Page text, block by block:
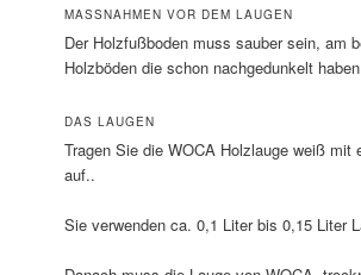
MASSNAHMEN VOR DEM LAUGEN
Der Holzfußboden muss sauber sein, am
Holzböden die schon nachgedunkelt
DAS LAUGEN
Tragen Sie die WOCA Holzlauge weiß
auf..
Sie verwenden ca. 0,1 Liter bis 0,15 Liter